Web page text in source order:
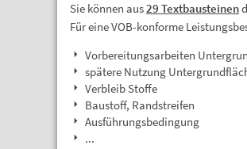
Sie können aus29 Textbausteinen
Für eine VOB-konforme
Vorbereitungsarbeiten
spätere Nutzung
Verbleib Stoffe
Baustoff, Randstreifen
Ausführungsbedingung
...